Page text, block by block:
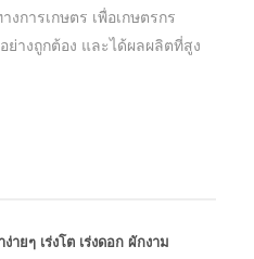
การเกษตร เพื่อเกษตรกร
างถูกต้อง และได้ผลผลิตที่สูง
ายๆ เร่งโต เร่งดอก ผักงาม